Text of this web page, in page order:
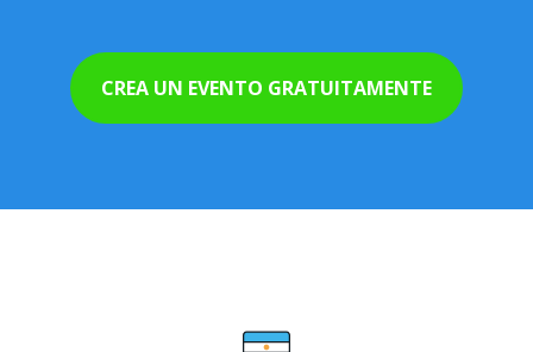
CREA UN EVENTO GRATUITAMENTE